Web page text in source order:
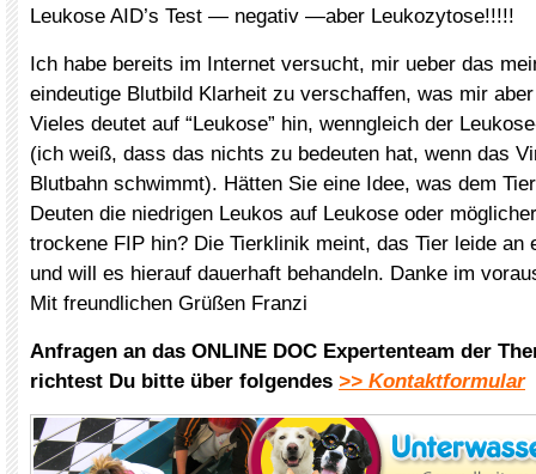
Leukose AID’s Test — negativ —aber Leukozytose!!!!!
Ich habe bereits im Internet versucht, mir ueber das
eindeutige Blutbild Klarheit zu verschaffen, was mir
Vieles deutet auf “Leukose” hin, wenngleich der
(ich weiß, dass das nichts zu bedeuten hat, wenn das
Blutbahn schwimmt). Hätten Sie eine Idee, was dem
Deuten die niedrigen Leukos auf Leukose oder
trockene FIP hin? Die Tierklinik meint, das Tier leide an
und will es hierauf dauerhaft behandeln. Danke im
Mit freundlichen Grüßen Franzi
Anfragen an das ONLINE DOC Expertenteam der
richtest Du bitte über folgendes >> Kontaktformular